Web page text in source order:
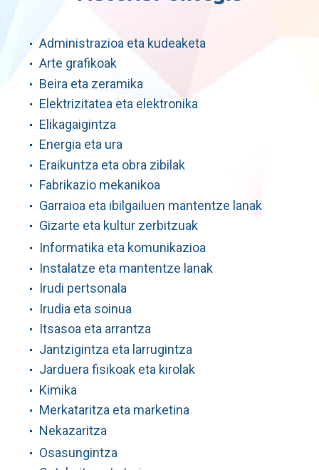
Administrazioa eta kudeaketa
Arte grafikoak
Beira eta zeramika
Elektrizitatea eta elektronika
Elikagaigintza
Energia eta ura
Eraikuntza eta obra zibilak
Fabrikazio mekanikoa
Garraioa eta ibilgailuen mantentze lanak
Gizarte eta kultur zerbitzuak
Informatika eta komunikazioa
Instalatze eta mantentze lanak
Irudi pertsonala
Irudia eta soinua
Itsasoa eta arrantza
Jantzigintza eta larrugintza
Jarduera fisikoak eta kirolak
Kimika
Merkataritza eta marketina
Nekazaritza
Osasungintza